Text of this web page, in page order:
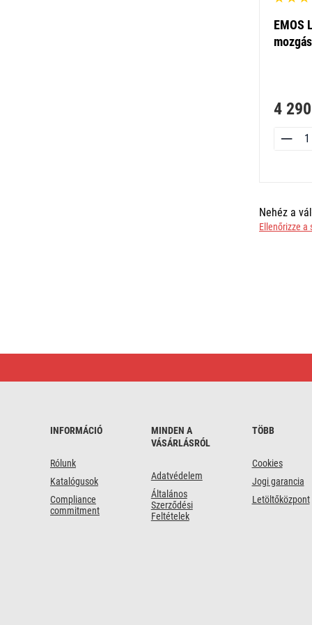
EMOS
4 290
Nehéz a
Ellenőrizze a
és
INFORMÁCIÓ
Rólunk
Katalógusok
Compliance
commitment
MINDEN A
VÁSÁRLÁSRÓL
Adatvédelem
Általános
Szerződési
Feltételek
TÖBB
Cookies
Jogi garancia
Letöltőközpont